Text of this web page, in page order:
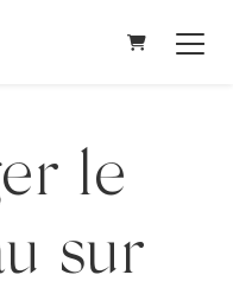
Panier
le
sur